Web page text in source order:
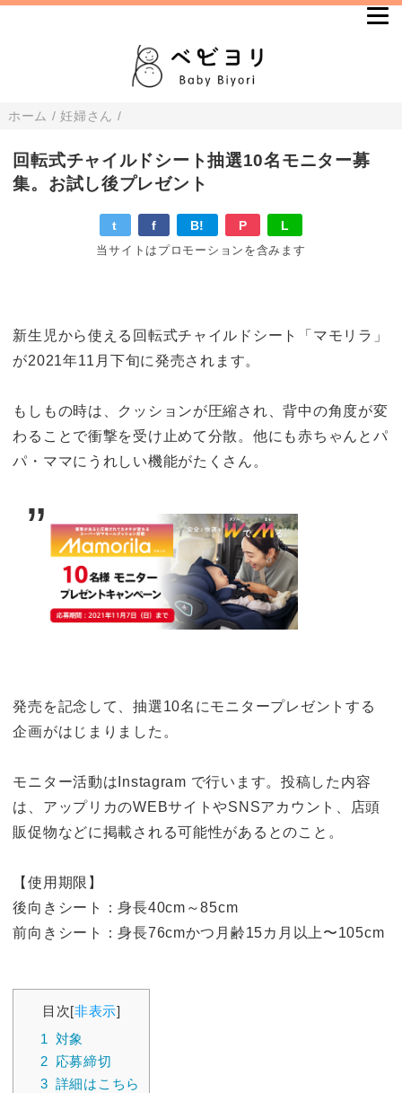
ホーム /妊婦さん /
回転式チャイルドシート抽選10名モニター募
集。お試し後プレゼント
t f B! P L
当サイトはプロモーションを含みます
新生児から使える回転式チャイルドシート「マモリラ」
が2021年11月下旬に発売されます。
もしもの時は、クッションが圧縮され、背中の角度が変
わることで衝撃を受け止めて分散。他にも赤ちゃんとパ
パ・ママにうれしい機能がたくさん。
発売を記念して、抽選10名にモニタープレゼントする
企画がはじまりました。
モニター活動はInstagram で行います。投稿した内容
は、アップリカのWEBサイトやSNSアカウント、店頭
販促物などに掲載される可能性があるとのこと。
【使用期限】
後向きシート：身長40cm～85cm
前向きシート：身長76cmかつ月齢15カ月以上〜105cm
目次[非表示]
1 対象
2 応募締切
3 詳細はこちら